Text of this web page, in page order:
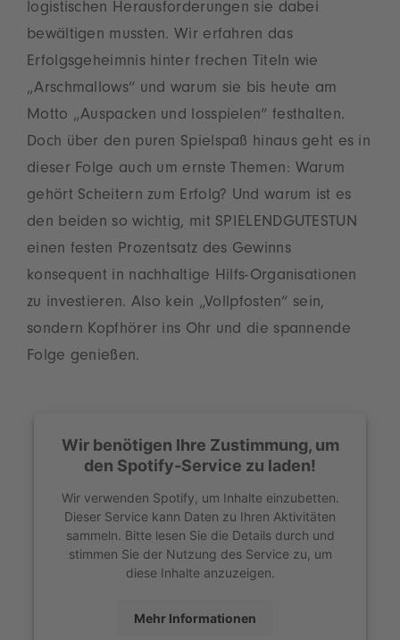
logistischen Herausforderungen sie dabei
bewältigen mussten. Wir erfahren das
Erfolgsgeheimnis hinter frechen Titeln wie
„Arschmallows“ und warum sie bis heute am
Motto „Auspacken und losspielen“ festhalten.
Doch über den puren Spielspaß hinaus geht es in
dieser Folge auch um ernste Themen: Warum
gehört Scheitern zum Erfolg? Und warum ist es
den beiden so wichtig, mit SPIELENDGUTESTUN
einen festen Prozentsatz des Gewinns
konsequent in nachhaltige Hilfs-Organisationen
zu investieren. Also kein „Vollpfosten“ sein,
sondern Kopfhörer ins Ohr und die spannende
Folge genießen.
Wir benötigen Ihre Zustimmung, um
den Spotify-Service zu laden!
Wir verwenden Spotify, um Inhalte einzubetten.
Dieser Service kann Daten zu Ihren Aktivitäten
sammeln. Bitte lesen Sie die Details durch und
stimmen Sie der Nutzung des Service zu, um
diese Inhalte anzuzeigen.
Mehr Informationen